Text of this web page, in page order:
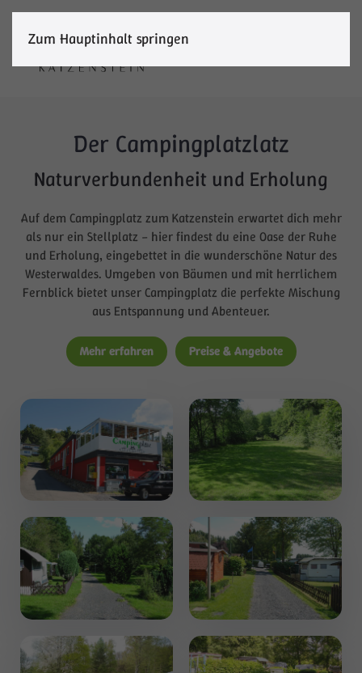
Zum Hauptinhalt springen
Der Campingplatzlatz
Naturverbundenheit und Erholung
Auf dem Campingplatz zum Katzenstein erwartet dich mehr
als nur ein Stellplatz – hier findest du eine Oase der Ruhe
und Erholung, eingebettet in die wunderschöne Natur des
Westerwaldes. Umgeben von Bäumen und mit herrlichem
Fernblick bietet unser Campingplatz die perfekte Mischung
aus Entspannung und Abenteuer.
Mehr erfahren Preise & Angebote